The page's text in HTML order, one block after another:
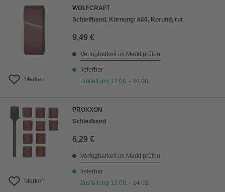
Preis aufsteigend
Preis absteigend
Bewertung
Merken
WOLFCRAFT
Schleifband, Körnung: k60, Korund, rot
9,49 €
Verfügbarkeit im Markt prüfen
lieferbar
Zustellung 12.08. - 14.08.
Merken
PROXXON
Schleifband
6,29 €
Verfügbarkeit im Markt prüfen
lieferbar
Zustellung 12.08. - 14.08.